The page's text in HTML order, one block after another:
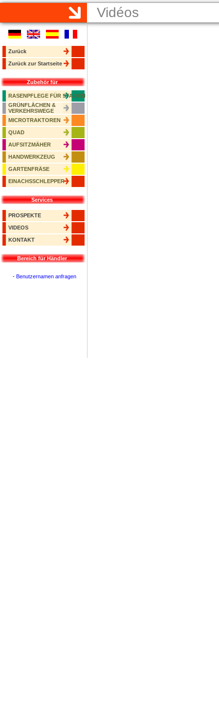
Vidéos
Zurück
Zurück zur Startseite
Zubehör für
RASENPFLEGE FÜR STADIEN
GRÜNFLÄCHEN &
VERKEHRSWEGE
MICROTRAKTOREN
QUAD
AUFSITZMÄHER
HANDWERKZEUG
GARTENFRÄSE
EINACHSSCHLEPPER
Services
PROSPEKTE
VIDEOS
KONTAKT
Bereich für Händler
- Benutzernamen anfragen